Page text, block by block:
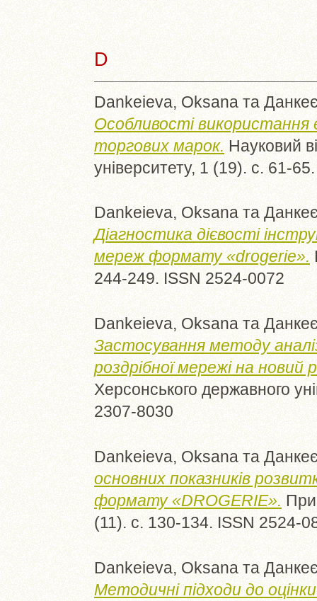
D
Dankeieva, Oksana та
Особливості використання
торгових марок. Науковий
університету, 1 (19). с. 61-
Dankeieva, Oksana та
Діагностика дієвості
мереж формату «drogerie».
244-249. ISSN 2524-0072
Dankeieva, Oksana та
Застосування методу
роздрібної мережі на новий
Херсонського державного
2307-8030
Dankeieva, Oksana та
основних показників
формату «DROGERIE».
(11). с. 130-134. ISSN 2524-
Dankeieva, Oksana та
Методичні підходи до